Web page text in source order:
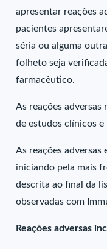
apresentar reações
pacientes
séria ou alguma
folheto seja
farmacêutico.
As reações adversas
de estudos clínicos
As reações adversas
iniciando pela mais
descrita ao final da
observadas com
Reações adversas